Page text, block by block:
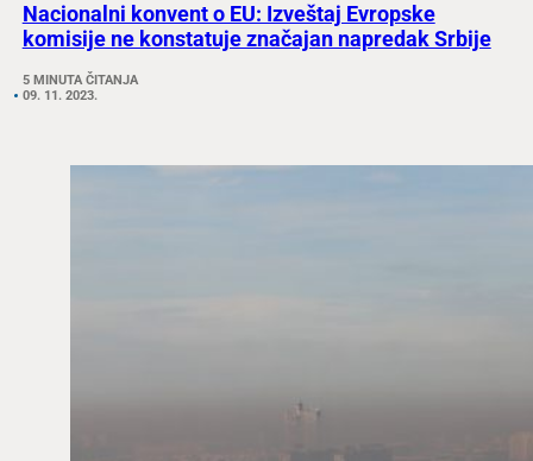
Nacionalni konvent o EU: Izveštaj Evropske
komisije ne konstatuje značajan napredak Srbije
5 MINUTA ČITANJA
09. 11. 2023.